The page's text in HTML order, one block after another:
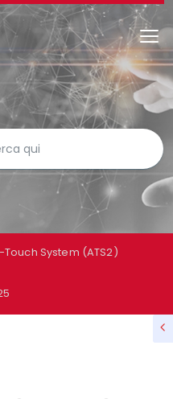
Touch System (ATS2)